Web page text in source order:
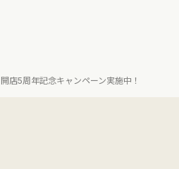
開店5周年記念キャンペーン実施中！